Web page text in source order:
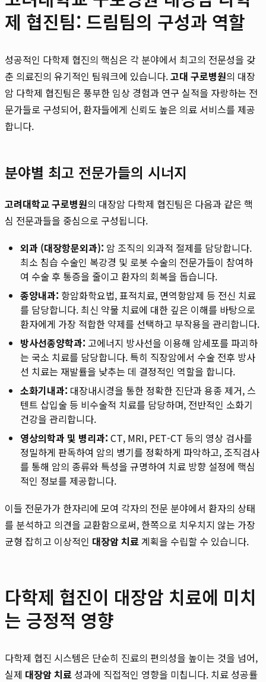
제 협진팀: 드림팀의 구성과 역할
성공적인 다학제 협진의 핵심은 각 분야에서 최고의 전문성을 갖
춘 의료진의 유기적인 팀워크에 있습니다.고대 구로병원의 대장
암 다학제 협진팀은 풍부한 임상 경험과 연구 실적을 자랑하는 전
문가들로 구성되어, 환자들에게 신뢰도 높은 의료 서비스를 제공
합니다.
분야별 최고 전문가들의 시너지
고려대학교 구로병원의 대장암 다학제 협진팀은 다음과 같은 핵
심 전문과들을 중심으로 구성됩니다.
외과 (대장항문외과): 암 조직의 외과적 절제를 담당합니다.
최소 침습 수술인 복강경 및 로봇 수술의 전문가들이 참여하
여 수술 후 통증을 줄이고 환자의 회복을 돕습니다.
종양내과: 항암화학요법, 표적치료, 면역항암제 등 전신 치료
를 담당합니다. 최신 약물 치료에 대한 깊은 이해를 바탕으로
환자에게 가장 적합한 약제를 선택하고 부작용을 관리합니다.
방사선종양학과: 고에너지 방사선을 이용해 암세포를 파괴하
는 국소 치료를 담당합니다. 특히 직장암에서 수술 전후 방사
선 치료는 재발률을 낮추는 데 결정적인 역할을 합니다.
소화기내과: 대장내시경을 통한 정확한 진단과 용종 제거, 스
텐트 삽입술 등 비수술적 치료를 담당하며, 전반적인 소화기
건강을 관리합니다.
영상의학과 및 병리과: CT, MRI, PET-CT 등의 영상 검사를
정밀하게 판독하여 암의 병기를 정확하게 파악하고, 조직검사
를 통해 암의 종류와 특성을 규명하여 치료 방향 설정에 핵심
적인 정보를 제공합니다.
이들 전문가가 한자리에 모여 각자의 전문 분야에서 환자의 상태
를 분석하고 의견을 교환함으로써, 한쪽으로 치우치지 않는 가장
균형 잡히고 이상적인 대장암 치료계획을 수립할 수 있습니다.
다학제 협진이 대장암 치료에 미치
는 긍정적 영향
다학제 협진 시스템은 단순히 진료의 편의성을 높이는 것을 넘어,
실제 대장암 치료성과에 직접적인 영향을 미칩니다. 치료 성공률